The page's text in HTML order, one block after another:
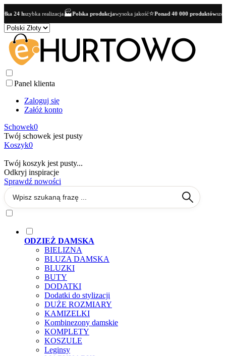
24 hszybka realizacja🏭Polska produkcjawysoka jakość⭐Ponad 40 000 produktów
Panel klienta
Zaloguj się
Załóż konto
Schowek0
Twój schowek jest pusty
Koszyk0
Twój koszyk jest pusty...
Odkryj inspiracje
Sprawdź nowości
ODZIEŻ DAMSKA
BIELIZNA
BLUZA DAMSKA
BLUZKI
BUTY
DODATKI
Dodatki do stylizacji
DUŻE ROZMIARY
KAMIZELKI
Kombinezony damskie
KOMPLETY
KOSZULE
Leginsy